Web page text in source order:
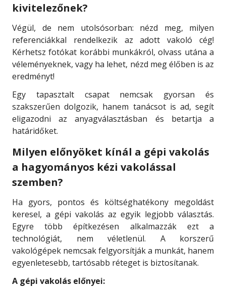
kivitelezőnek?
Végül, de nem utolsósorban: nézd meg, milyen
referenciákkal rendelkezik az adott vakoló cég!
Kérhetsz fotókat korábbi munkákról, olvass utána a
véleményeknek, vagy ha lehet, nézd meg élőben is az
eredményt!
Egy tapasztalt csapat nemcsak gyorsan és
szakszerűen dolgozik, hanem tanácsot is ad, segít
eligazodni az anyagválasztásban és betartja a
határidőket.
Milyen előnyöket kínál a gépi vakolás
a hagyományos kézi vakolással
szemben?
Ha gyors, pontos és költséghatékony megoldást
keresel, a gépi vakolás az egyik legjobb választás.
Egyre több építkezésen alkalmazzák ezt a
technológiát, nem véletlenül. A korszerű
vakológépek nemcsak felgyorsítják a munkát, hanem
egyenletesebb, tartósabb réteget is biztosítanak.
A gépi vakolás előnyei: